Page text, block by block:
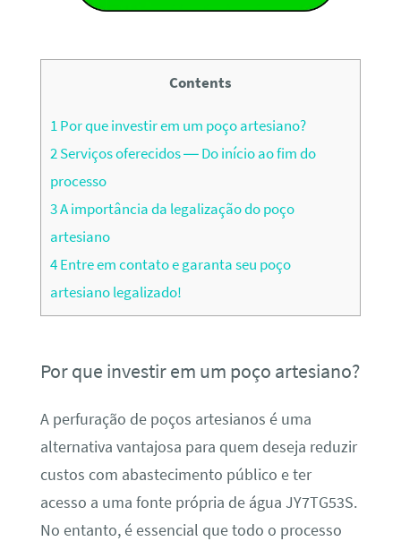
Contents
1Por que investir em um poço artesiano?
2Serviços oferecidos — Do início ao fim do
processo
3A importância da legalização do poço
artesiano
4Entre em contato e garanta seu poço
artesiano legalizado!
Por que investir em um poço artesiano?
A perfuração de poços artesianos é uma
alternativa vantajosa para quem deseja reduzir
custos com abastecimento público e ter
acesso a uma fonte própria de água JY7TG53S.
No entanto, é essencial que todo o processo